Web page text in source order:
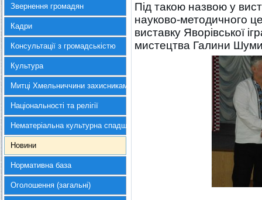
Звернення громадян
Кадри
Консультації з громадськістю
Культура
Митці Хмельниччини захисникам України
Національності та релігії
Нематеріальна культурна спадщина
Новини
Нормативна база
Оголошення (загальні)
Під такою назвою у
науково-методичного
виставку Яворівської
мистецтва Галини